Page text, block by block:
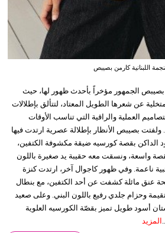
اللبنانية كارمن بصيبص
بصيبص الجمهور مؤخراً بأحدث ظهور لها، حيث
عن شعرها الطويل المعتاد، لتتألق بإطلالات
العملية والراقية التي تناسب الأوقات
ولفتت بصيبص الأنظار بإطلالة عصرية ارتدت فيها
الداكن بقصة كورسيه ضيقة مكشوفة الكتفين،
واسعة، ونسقت معه حقيبة يد صغيرة باللون
ناعمة. وفي ظهور كاجوال آخر، ارتدت كنزة
عنق مائلة كشفت عن أحد الكتفين، مع بنطال
وحزام جلدي رفيع باللون البني. وعلى صعيد
أسود طويل تميز بقصّة الكورسيه العلوية
المزيد